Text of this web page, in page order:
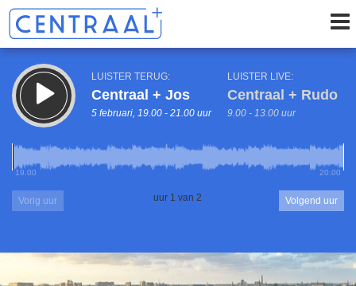
LUISTER TERUG:
Centraal + Jos
5 februari, 19.00 - 21.00 uur
LUISTER LIVE:
Centraal + Rudo
9.00 - 13.00 uur
19.00 20.00
Vorig uur uur 1 van 2 Volgend uur